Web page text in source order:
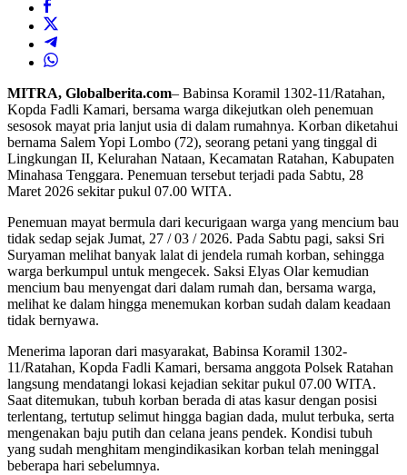
MITRA, Globalberita.com– Babinsa Koramil 1302-11/Ratahan,
Kopda Fadli Kamari, bersama warga dikejutkan oleh penemuan
sesosok mayat pria lanjut usia di dalam rumahnya. Korban diketahui
bernama Salem Yopi Lombo (72), seorang petani yang tinggal di
Lingkungan II, Kelurahan Nataan, Kecamatan Ratahan, Kabupaten
Minahasa Tenggara. Penemuan tersebut terjadi pada Sabtu, 28
Maret 2026 sekitar pukul 07.00 WITA.
Penemuan mayat bermula dari kecurigaan warga yang mencium bau
tidak sedap sejak Jumat, 27 / 03 / 2026. Pada Sabtu pagi, saksi Sri
Suryaman melihat banyak lalat di jendela rumah korban, sehingga
warga berkumpul untuk mengecek. Saksi Elyas Olar kemudian
mencium bau menyengat dari dalam rumah dan, bersama warga,
melihat ke dalam hingga menemukan korban sudah dalam keadaan
tidak bernyawa.
Menerima laporan dari masyarakat, Babinsa Koramil 1302-
11/Ratahan, Kopda Fadli Kamari, bersama anggota Polsek Ratahan
langsung mendatangi lokasi kejadian sekitar pukul 07.00 WITA.
Saat ditemukan, tubuh korban berada di atas kasur dengan posisi
terlentang, tertutup selimut hingga bagian dada, mulut terbuka, serta
mengenakan baju putih dan celana jeans pendek. Kondisi tubuh
yang sudah menghitam mengindikasikan korban telah meninggal
beberapa hari sebelumnya.